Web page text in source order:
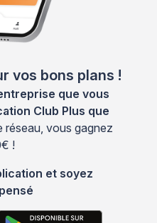
vos bons plans !
que vous
Club Plus que
réseau, vous gagnez
!
et soyez